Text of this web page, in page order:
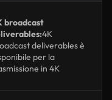
broadcast
4K
deliverables è
per la
in 4K